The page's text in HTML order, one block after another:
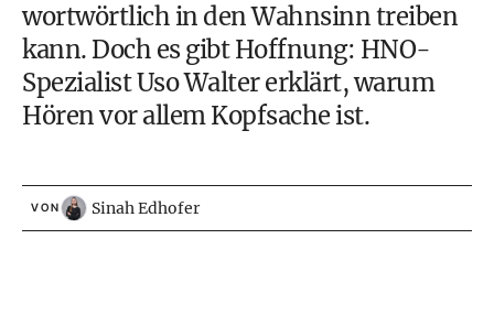
wortwörtlich in den Wahnsinn treiben
kann. Doch es gibt Hoffnung: HNO-
Spezialist Uso Walter erklärt, warum
Hören vor allem Kopfsache ist.
VON Sinah Edhofer